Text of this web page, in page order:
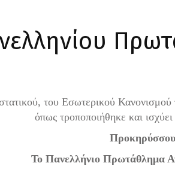
του Εσωτερικού
όπως τροποποιήθηκε και
Το Πανελλήνιο Πρωτάθλημα